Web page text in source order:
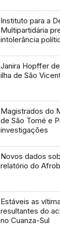
Instituto para a
Multipartidária
intolerância
Janira Hopffer
ilha de São
Magistrados do
de São Tomé e
investigações
Novos dados
relatório do
Estáveis as
resultantes do
no Cuanza-Sul